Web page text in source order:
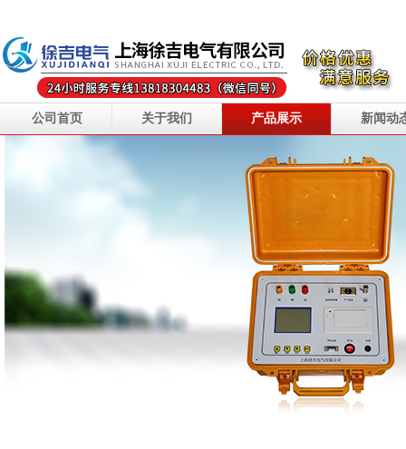
公司首页 关于我们 产品展示 新闻动